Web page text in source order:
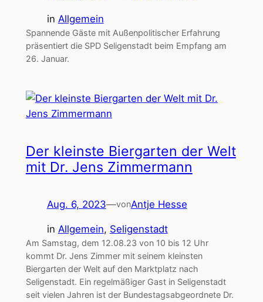
in Allgemein
Spannende Gäste mit Außenpolitischer Erfahrung
präsentiert die SPD Seligenstadt beim Empfang am
26. Januar.
Der kleinste Biergarten der Welt
mit Dr. Jens Zimmermann
Aug. 6, 2023—vonAntje Hesse
in Allgemein, Seligenstadt
Am Samstag, dem 12.08.23 von 10 bis 12 Uhr
kommt Dr. Jens Zimmer mit seinem kleinsten
Biergarten der Welt auf den Marktplatz nach
Seligenstadt. Ein regelmäßiger Gast in Seligenstadt
seit vielen Jahren ist der Bundestagsabgeordnete Dr.